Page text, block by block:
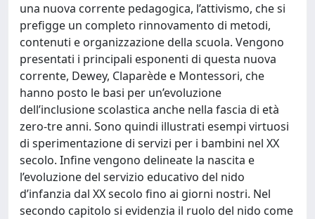
una nuova corrente pedagogica, l’attivismo, che si
prefigge un completo rinnovamento di metodi,
contenuti e organizzazione della scuola. Vengono
presentati i principali esponenti di questa nuova
corrente, Dewey, Claparède e Montessori, che
hanno posto le basi per un’evoluzione
dell’inclusione scolastica anche nella fascia di età
zero-tre anni. Sono quindi illustrati esempi virtuosi
di sperimentazione di servizi per i bambini nel XX
secolo. Infine vengono delineate la nascita e
l’evoluzione del servizio educativo del nido
d’infanzia dal XX secolo fino ai giorni nostri. Nel
secondo capitolo si evidenzia il ruolo del nido come